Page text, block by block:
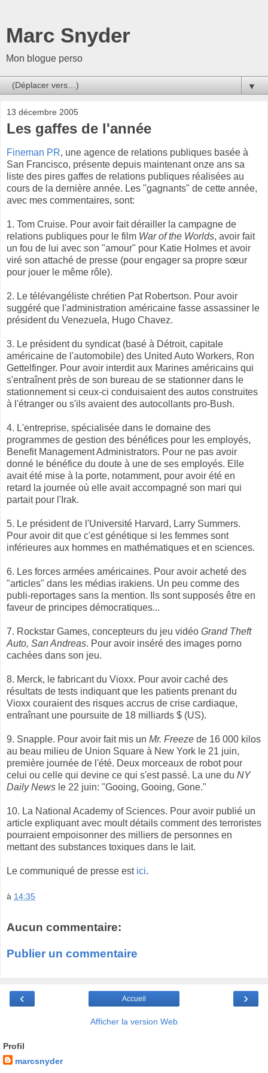
Marc Snyder
Mon blogue perso
▼
13 décembre 2005
Les gaffes de l'année
Fineman PR, une agence de relations publiques basée à
San Francisco, présente depuis maintenant onze ans sa
liste des pires gaffes de relations publiques réalisées au
cours de la dernière année. Les "gagnants" de cette année,
avec mes commentaires, sont:
1. Tom Cruise. Pour avoir fait dérailler la campagne de
relations publiques pour le film War of the Worlds, avoir fait
un fou de lui avec son "amour" pour Katie Holmes et avoir
viré son attaché de presse (pour engager sa propre sœur
pour jouer le même rôle).
2. Le télévangéliste chrétien Pat Robertson. Pour avoir
suggéré que l'administration américaine fasse assassiner le
président du Venezuela, Hugo Chavez.
3. Le président du syndicat (basé à Détroit, capitale
américaine de l'automobile) des United Auto Workers, Ron
Gettelfinger. Pour avoir interdit aux Marines américains qui
s'entraînent près de son bureau de se stationner dans le
stationnement si ceux-ci conduisaient des autos construites
à l'étranger ou s'ils avaient des autocollants pro-Bush.
4. L'entreprise, spécialisée dans le domaine des
programmes de gestion des bénéfices pour les employés,
Benefit Management Administrators. Pour ne pas avoir
donné le bénéfice du doute à une de ses employés. Elle
avait été mise à la porte, notamment, pour avoir été en
retard la journée où elle avait accompagné son mari qui
partait pour l'Irak.
5. Le président de l'Université Harvard, Larry Summers.
Pour avoir dit que c'est génétique si les femmes sont
inférieures aux hommes en mathématiques et en sciences.
6. Les forces armées américaines. Pour avoir acheté des
"articles" dans les médias irakiens. Un peu comme des
publi-reportages sans la mention. Ils sont supposés être en
faveur de principes démocratiques...
7. Rockstar Games, concepteurs du jeu vidéo Grand Theft
Auto, San Andreas. Pour avoir inséré des images porno
cachées dans son jeu.
8. Merck, le fabricant du Vioxx. Pour avoir caché des
résultats de tests indiquant que les patients prenant du
Vioxx couraient des risques accrus de crise cardiaque,
entraînant une poursuite de 18 milliards $ (US).
9. Snapple. Pour avoir fait mis un Mr. Freeze de 16 000 kilos
au beau milieu de Union Square à New York le 21 juin,
première journée de l'été. Deux morceaux de robot pour
celui ou celle qui devine ce qui s'est passé. La une du NY
Daily News le 22 juin: "Gooing, Gooing, Gone."
10. La National Academy of Sciences. Pour avoir publié un
article expliquant avec moult détails comment des terroristes
pourraient empoisonner des milliers de personnes en
mettant des substances toxiques dans le lait.
Le communiqué de presse est ici.
à 14:35
Aucun commentaire:
Publier un commentaire
‹ ›
Accueil
Afficher la version Web
Profil
marcsnyder